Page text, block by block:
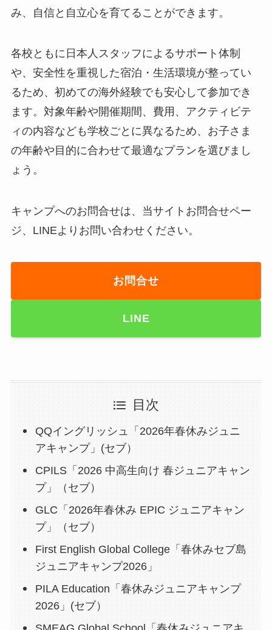
み、自信と自立心を育てることができます。
各校ともに日本人スタッフによるサポート体制
や、安全性を重視した宿泊・生活環境が整ってい
るため、初めての海外経験でも安心して参加でき
ます。対象年齢や開催期間、費用、アクティビテ
ィの内容なども学校ごとに異なるため、お子さま
の年齢や目的に合わせて最適なプランを選びまし
ょう。
キャンプへのお問合せは、当サイトお問合せペー
ジ、LINEよりお問い合わせください。
お問合せ
LINE
目次
QQイングリッシュ「2026年春休みジュニ
アキャンプ」(セブ）
CPILS「2026 中高生向け 春ジュニアキャン
プ」（セブ）
GLC「2026年春休み EPIC ジュニアキャン
プ」（セブ）
First English Global College「春休みセブ島
ジュニアキャンプ2026」
PILA Education「春休みジュニアキャンプ
2026」(セブ）